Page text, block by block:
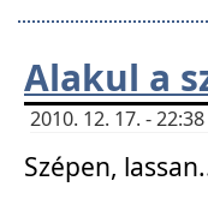
Alakul a
2010. 12. 17. -
Szépen,